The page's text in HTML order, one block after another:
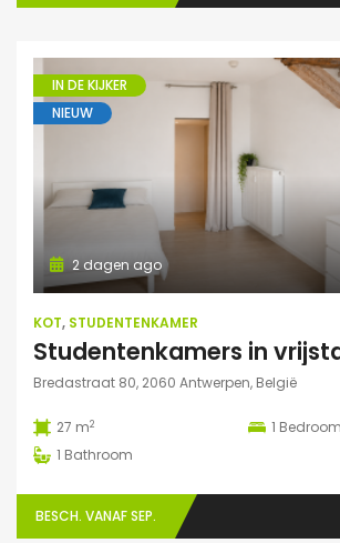
IN DE KIJKER
NIEUW
2 dagen ago
KOT, STUDENTENKAMER
Bredastraat 80, 2060 Antwerpen, België
27 m2 1 Bedroom
1 Bathroom
BESCH. VANAF SEP.